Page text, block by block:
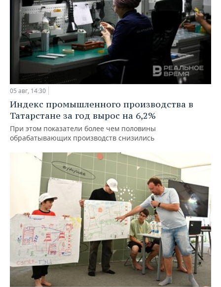
05 авг, 14:30
Индекс промышленного производства в
Татарстане за год вырос на 6,2%
При этом показатели более чем половины
обрабатывающих производств снизились